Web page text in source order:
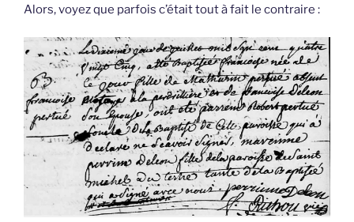
Alors, voyez que parfois c’était tout à fait le contraire :